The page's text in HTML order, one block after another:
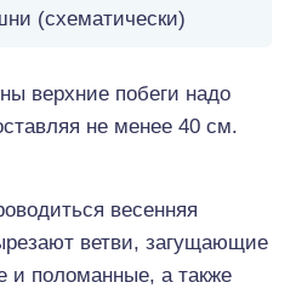
(схематически)
верхние побеги надо
не менее 40 см.
весенняя
ветви, загущающие
и поломанные, а также